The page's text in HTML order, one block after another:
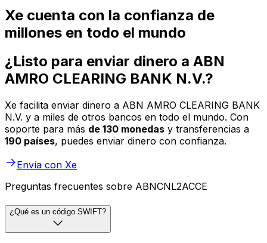
Xe cuenta con la confianza de
millones en todo el mundo
¿Listo para enviar dinero a ABN
AMRO CLEARING BANK N.V.?
Xe facilita enviar dinero a ABN AMRO CLEARING BANK
N.V. y a miles de otros bancos en todo el mundo. Con
soporte para más de 130 monedas y transferencias a
190 países, puedes enviar dinero con confianza.
Envía con Xe
Preguntas frecuentes sobre ABNCNL2ACCE
¿Qué es un código SWIFT?